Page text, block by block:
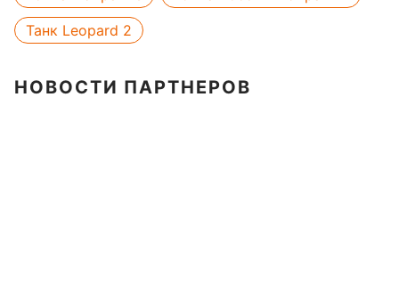
Танк Leopard 2
НОВОСТИ ПАРТНЕРОВ